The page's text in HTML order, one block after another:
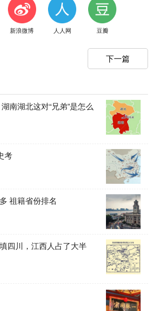
新浪微博 人人网 豆瓣
下一篇
湖南湖北这对“兄弟”是怎么
考
祖籍省份排名
四川，江西人占了大半